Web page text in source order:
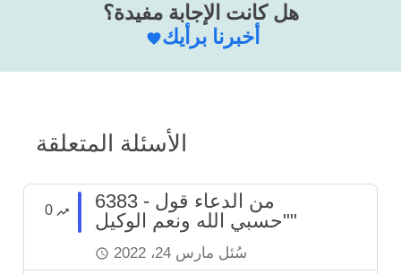
هل كانت الإجابة مفيدة؟
أخبرنا برأيك
الأسئلة المتعلقة
0
6383 - من الدعاء قول
"حسبي الله ونعم الوكيل"
سُئل مارس 24، 2022